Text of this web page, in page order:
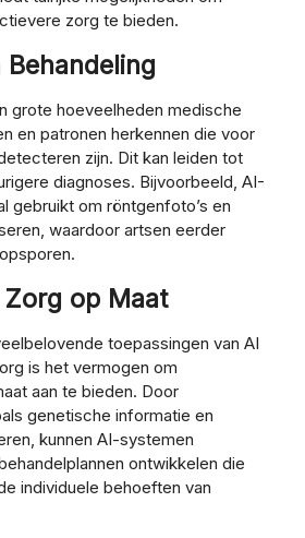
zorg te bieden.
Behandeling
grote hoeveelheden medische
en patronen herkennen die voor
zijn. Dit kan leiden tot
diagnoses. Bijvoorbeeld, AI-
gebruikt om röntgenfoto’s en
waardoor artsen eerder
op Maat
toepassingen van AI
is het vermogen om
aan te bieden. Door
genetische informatie en
kunnen AI-systemen
ontwikkelen die
individuele behoeften van